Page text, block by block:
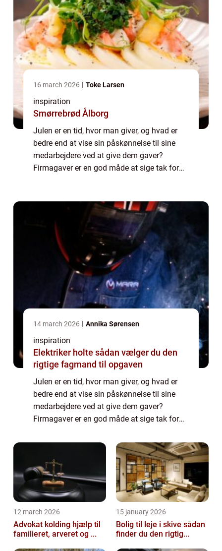
16 march 2026 Toke Larsen
inspiration
Smørrebrød Ålborg
Julen er en tid, hvor man giver, og hvad er
bedre end at vise sin påskønnelse til sine
medarbejdere ved at give dem gaver?
Firmagaver er en god måde at sige tak for
14 march 2026 Annika Sørensen
inspiration
Elektriker holte sådan vælger du den
rigtige fagmand til opgaven
Julen er en tid, hvor man giver, og hvad er
bedre end at vise sin påskønnelse til sine
medarbejdere ved at give dem gaver?
Firmagaver er en god måde at sige tak for
året. De er ikke kun en pæn gestus, m...
12 march 2026
Advokat kolding hjælp til
familieret, arveret og ...
15 january 2026
Bolig til leje i skive sådan
finder du den rigtig...